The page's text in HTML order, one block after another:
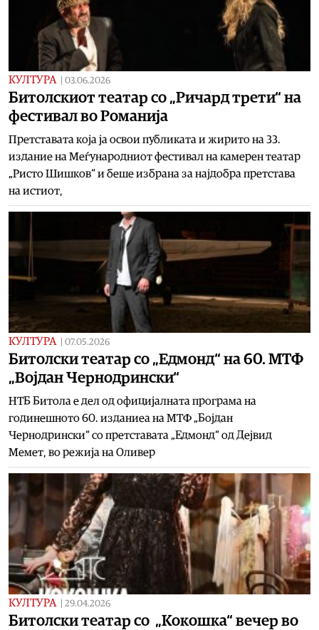
КУЛТУРА 03.06.2026
Битолскиот театар со „Ричард трети“ на
фестивал во Романија
Претставата која ја освои публиката и жирито на 33.
издание на Меѓународниот фестивал на камерен театар
„Ристо Шишков“ и беше избрана за најдобра претстава
на истиот,
КУЛТУРА 07.05.2026
Битолски театар со „Едмонд“ на 60. МТФ
„Војдан Чернодрински“
НТБ Битола е дел од официјалната програма на
годинешното 60. изданиеа на МТФ „Бојдан
Чернодрински“ со претставата „Едмонд“ од Дејвид
Мемет, во режија на Оливер
КУЛТУРА 29.04.2026
Битолски театар со „Кокошка“ вечер во